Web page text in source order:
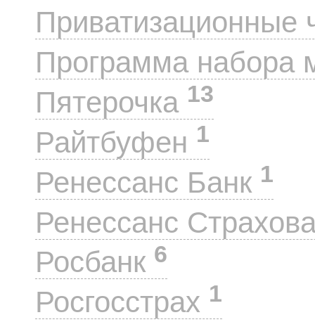
Приватизационные
Программа набора
Пятерочка 13
Райтбуфен 1
Ренессанс Банк 1
Ренессанс
Росбанк 6
Росгосстрах 1